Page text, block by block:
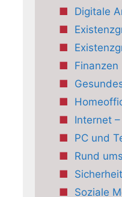
Digitale
Finanzen
Internet
PC und
Rund
Sicherheit
Soziale